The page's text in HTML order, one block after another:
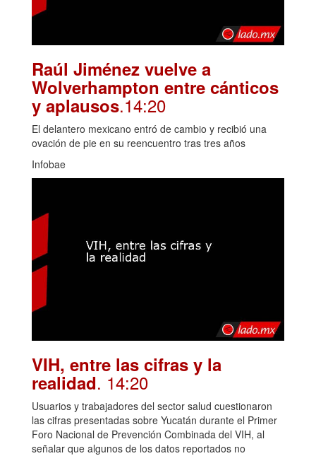
Raúl Jiménez vuelve a
Wolverhampton entre cánticos
y aplausos.14:20
El delantero mexicano entró de cambio y recibió una
ovación de pie en su reencuentro tras tres años
Infobae
VIH, entre las cifras y la
realidad. 14:20
Usuarios y trabajadores del sector salud cuestionaron
las cifras presentadas sobre Yucatán durante el Primer
Foro Nacional de Prevención Combinada del VIH, al
señalar que algunos de los datos reportados no